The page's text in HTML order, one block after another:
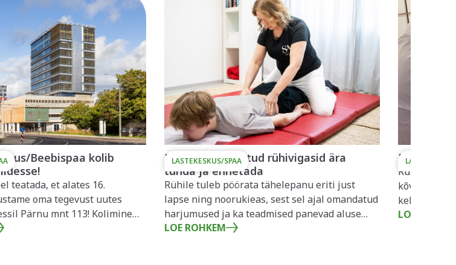
Beebispaa kolib
teatada, et alates 16.
oma tegevust uutes
Pärnu mnt 113! Kolimine
j
LASTEKESKUS/SPAA
Kuidas omandatud rühivigasid ära
tunda ja ennetada
Rühile tuleb pöörata tähelepanu eriti just
lapse ning noorukieas, sest sel ajal omandatud
harjumused ja ka teadmised panevad aluse
igapäevasele k
LOE ROHKEM
Rühiviga
Rühivea
Siiski ei
LOE